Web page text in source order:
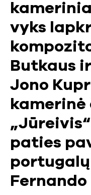
vyks
Butkaus
Jono
kamerinė
paties
Fernando